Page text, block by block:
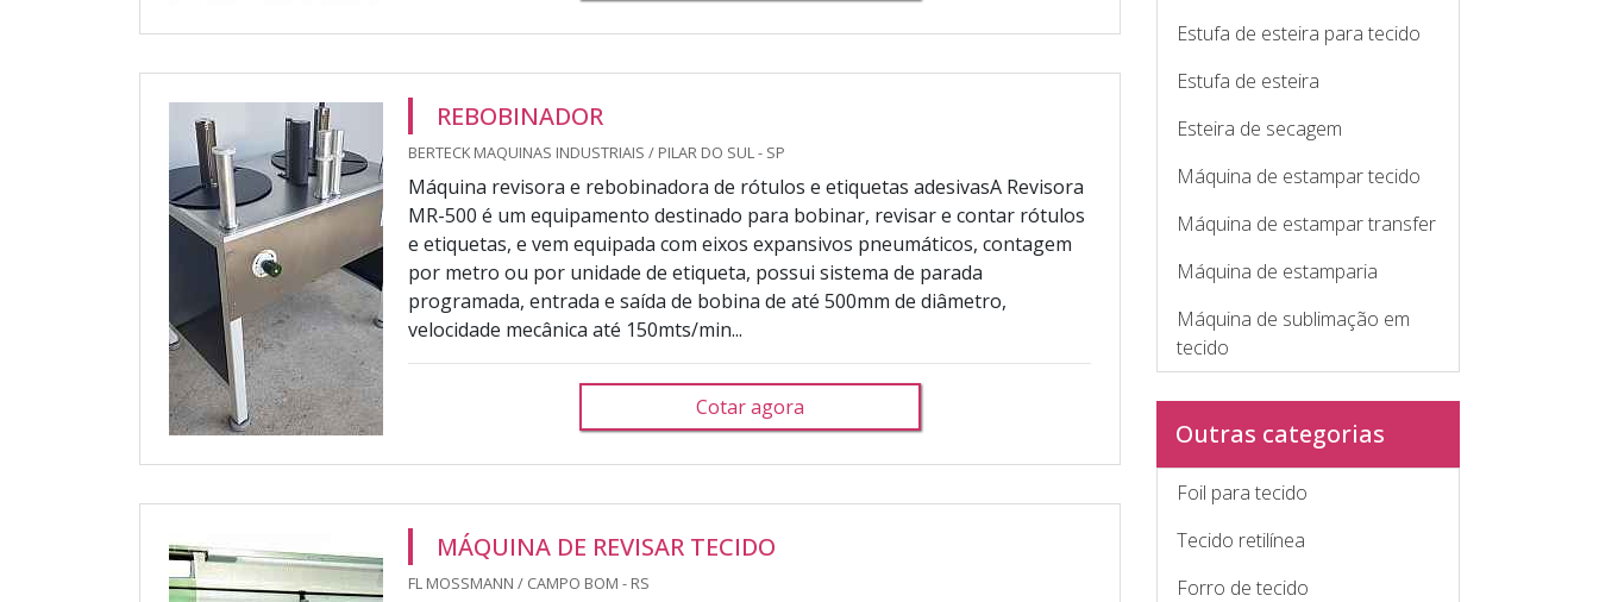
REBOBINADOR
BERTECK MAQUINAS INDUSTRIAIS / PILAR DO SUL - SP
Máquina revisora e rebobinadora de rótulos e etiquetas adesivasA Revisora
MR-500 é um equipamento destinado para bobinar, revisar e contar rótulos
e etiquetas, e vem equipada com eixos expansivos pneumáticos, contagem
por metro ou por unidade de etiqueta, possui sistema de parada
programada, entrada e saída de bobina de até 500mm de diâmetro,
velocidade mecânica até 150mts/min...
Cotar agora
MÁQUINA DE REVISAR TECIDO
FL MOSSMANN / CAMPO BOM - RS
Estufa de esteira para tecido
Estufa de esteira
Esteira de secagem
Máquina de estampar tecido
Máquina de estampar transfer
Máquina de estamparia
Máquina de sublimação em
tecido
Outras categorias
Foil para tecido
Tecido retilínea
Forro de tecido